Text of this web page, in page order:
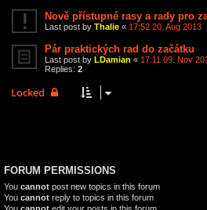
Nově přístupné rasy a rady pro
Last post by Thalie « 17:52 20. Aug 2013
Pár praktických rad do začátku
Last post by LDamian « 17:11 09. Nov
Replies: 2
Locked
FORUM PERMISSIONS
You cannot post new topics in this forum
You cannot reply to topics in this forum